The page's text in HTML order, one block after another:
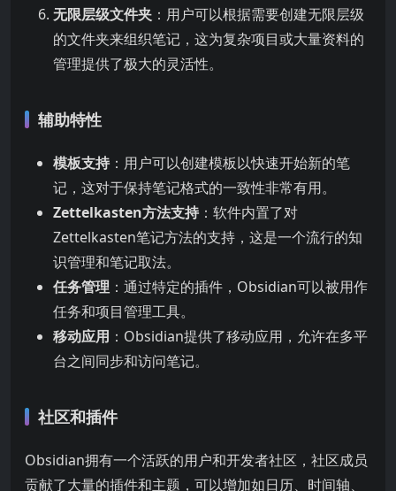
无限层级文件夹 ：用户可以根据需要创建无限层级
的文件夹来组织笔记，这为复杂项目或大量资料的
管理提供了极大的灵活性。
辅助特性
模板支持 ：用户可以创建模板以快速开始新的笔
记，这对于保持笔记格式的一致性非常有用。
Zettelkasten方法支持 ：软件内置了对
Zettelkasten笔记方法的支持，这是一个流行的知
识管理和笔记取法。
任务管理 ：通过特定的插件，Obsidian可以被用作
任务和项目管理工具。
移动应用 ：Obsidian提供了移动应用，允许在多平
台之间同步和访问笔记。
社区和插件
Obsidian拥有一个活跃的用户和开发者社区，社区成员
贡献了大量的插件和主题，可以增加如日历、时间轴、